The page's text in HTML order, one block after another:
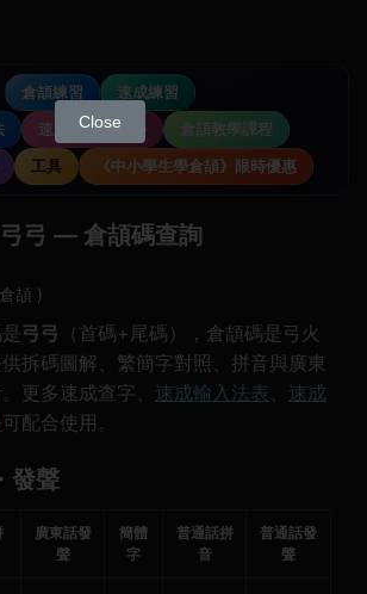
倉頡練習
速成練習
速成輸入法教學
倉頡教學課程
工具 《中小學生學倉頡》限時優惠
弓弓 — 倉頡碼查詢
頡 )
弓弓 （首碼+尾碼），倉頡碼是弓火
拆碼圖解、繁簡字對照、拼音與廣東
更多速成查字、 速成輸入法表、 速成
可配合使用。
發聲
廣東話發
聲
簡體
字
普通話拼
音
普通話發
聲
Close